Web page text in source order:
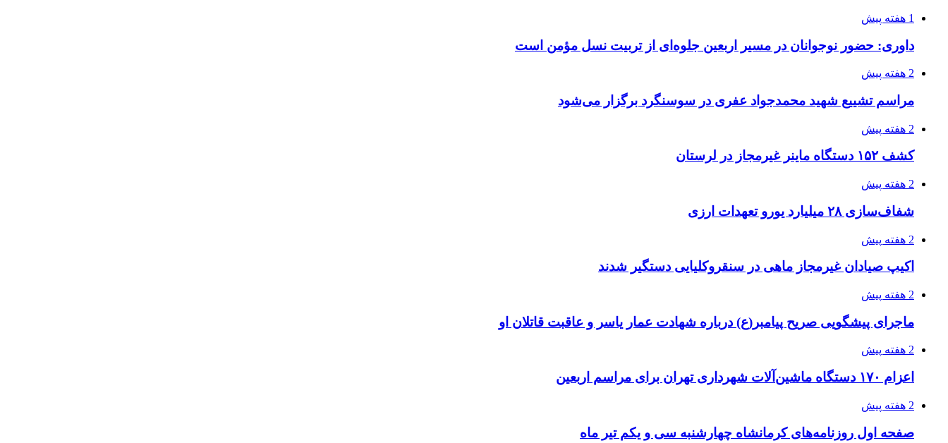
1 هفته پیش
داوری: حضور نوجوانان در مسیر اربعین جلوه‌ای از تربیت نسل مؤمن است
2 هفته پیش
مراسم تشییع شهید محمدجواد عفری در سوسنگرد برگزار می‌شود
2 هفته پیش
کشف ۱۵۲ دستگاه ماینر غیرمجاز در لرستان
2 هفته پیش
شفاف‌سازی ۲۸ میلیارد یورو تعهدات ارزی
2 هفته پیش
اکیپ صیادان غیرمجاز ماهی در سنقروکلیایی دستگیر شدند
2 هفته پیش
ماجرای پیشگویی صریح پیامبر(ع) درباره شهادت عمار یاسر و عاقبت قاتلان او
2 هفته پیش
اعزام ۱۷۰ دستگاه ماشین‌آلات شهرداری تهران برای مراسم اربعین
2 هفته پیش
صفحه اول روزنامه‌های کرمانشاه چهارشنبه سی و یکم تیر ماه